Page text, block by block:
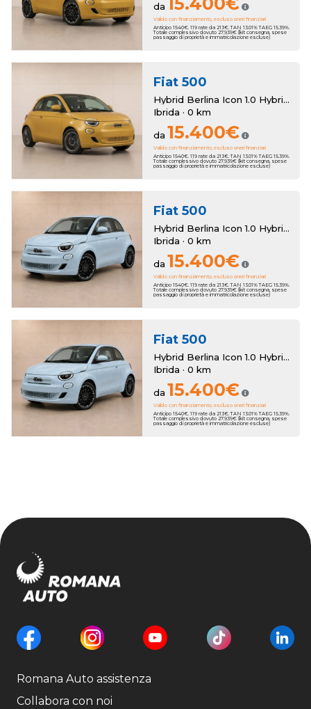
da
Valido con finanziamento, escluso oneri finanziari
Anticipo 1540€. 119 rate da 213€. TAN 13.01% TAEG 15.39%.
Totale complessivo dovuto 27.939€ (kit consegna, spese
passaggio di proprietà e immatricolazione escluse)
Fiat 500
Hybrid Berlina Icon 1.0 Hybrid Berlina Km Zero
Ibrida · 0 km
da 15.400€
Valido con finanziamento, escluso oneri finanziari
Anticipo 1540€. 119 rate da 213€. TAN 13.01% TAEG 15.39%.
Totale complessivo dovuto 27.939€ (kit consegna, spese
passaggio di proprietà e immatricolazione escluse)
Fiat 500
Hybrid Berlina Icon 1.0 Hybrid Berlina Km Zero
Ibrida · 0 km
da 15.400€
Valido con finanziamento, escluso oneri finanziari
Anticipo 1540€. 119 rate da 213€. TAN 13.01% TAEG 15.39%.
Totale complessivo dovuto 27.939€ (kit consegna, spese
passaggio di proprietà e immatricolazione escluse)
Fiat 500
Hybrid Berlina Icon 1.0 Hybrid Berlina Km Zero
Ibrida · 0 km
da 15.400€
Valido con finanziamento, escluso oneri finanziari
Anticipo 1540€. 119 rate da 213€. TAN 13.01% TAEG 15.39%.
Totale complessivo dovuto 27.939€ (kit consegna, spese
passaggio di proprietà e immatricolazione escluse)
Romana Auto assistenza
Collabora con noi